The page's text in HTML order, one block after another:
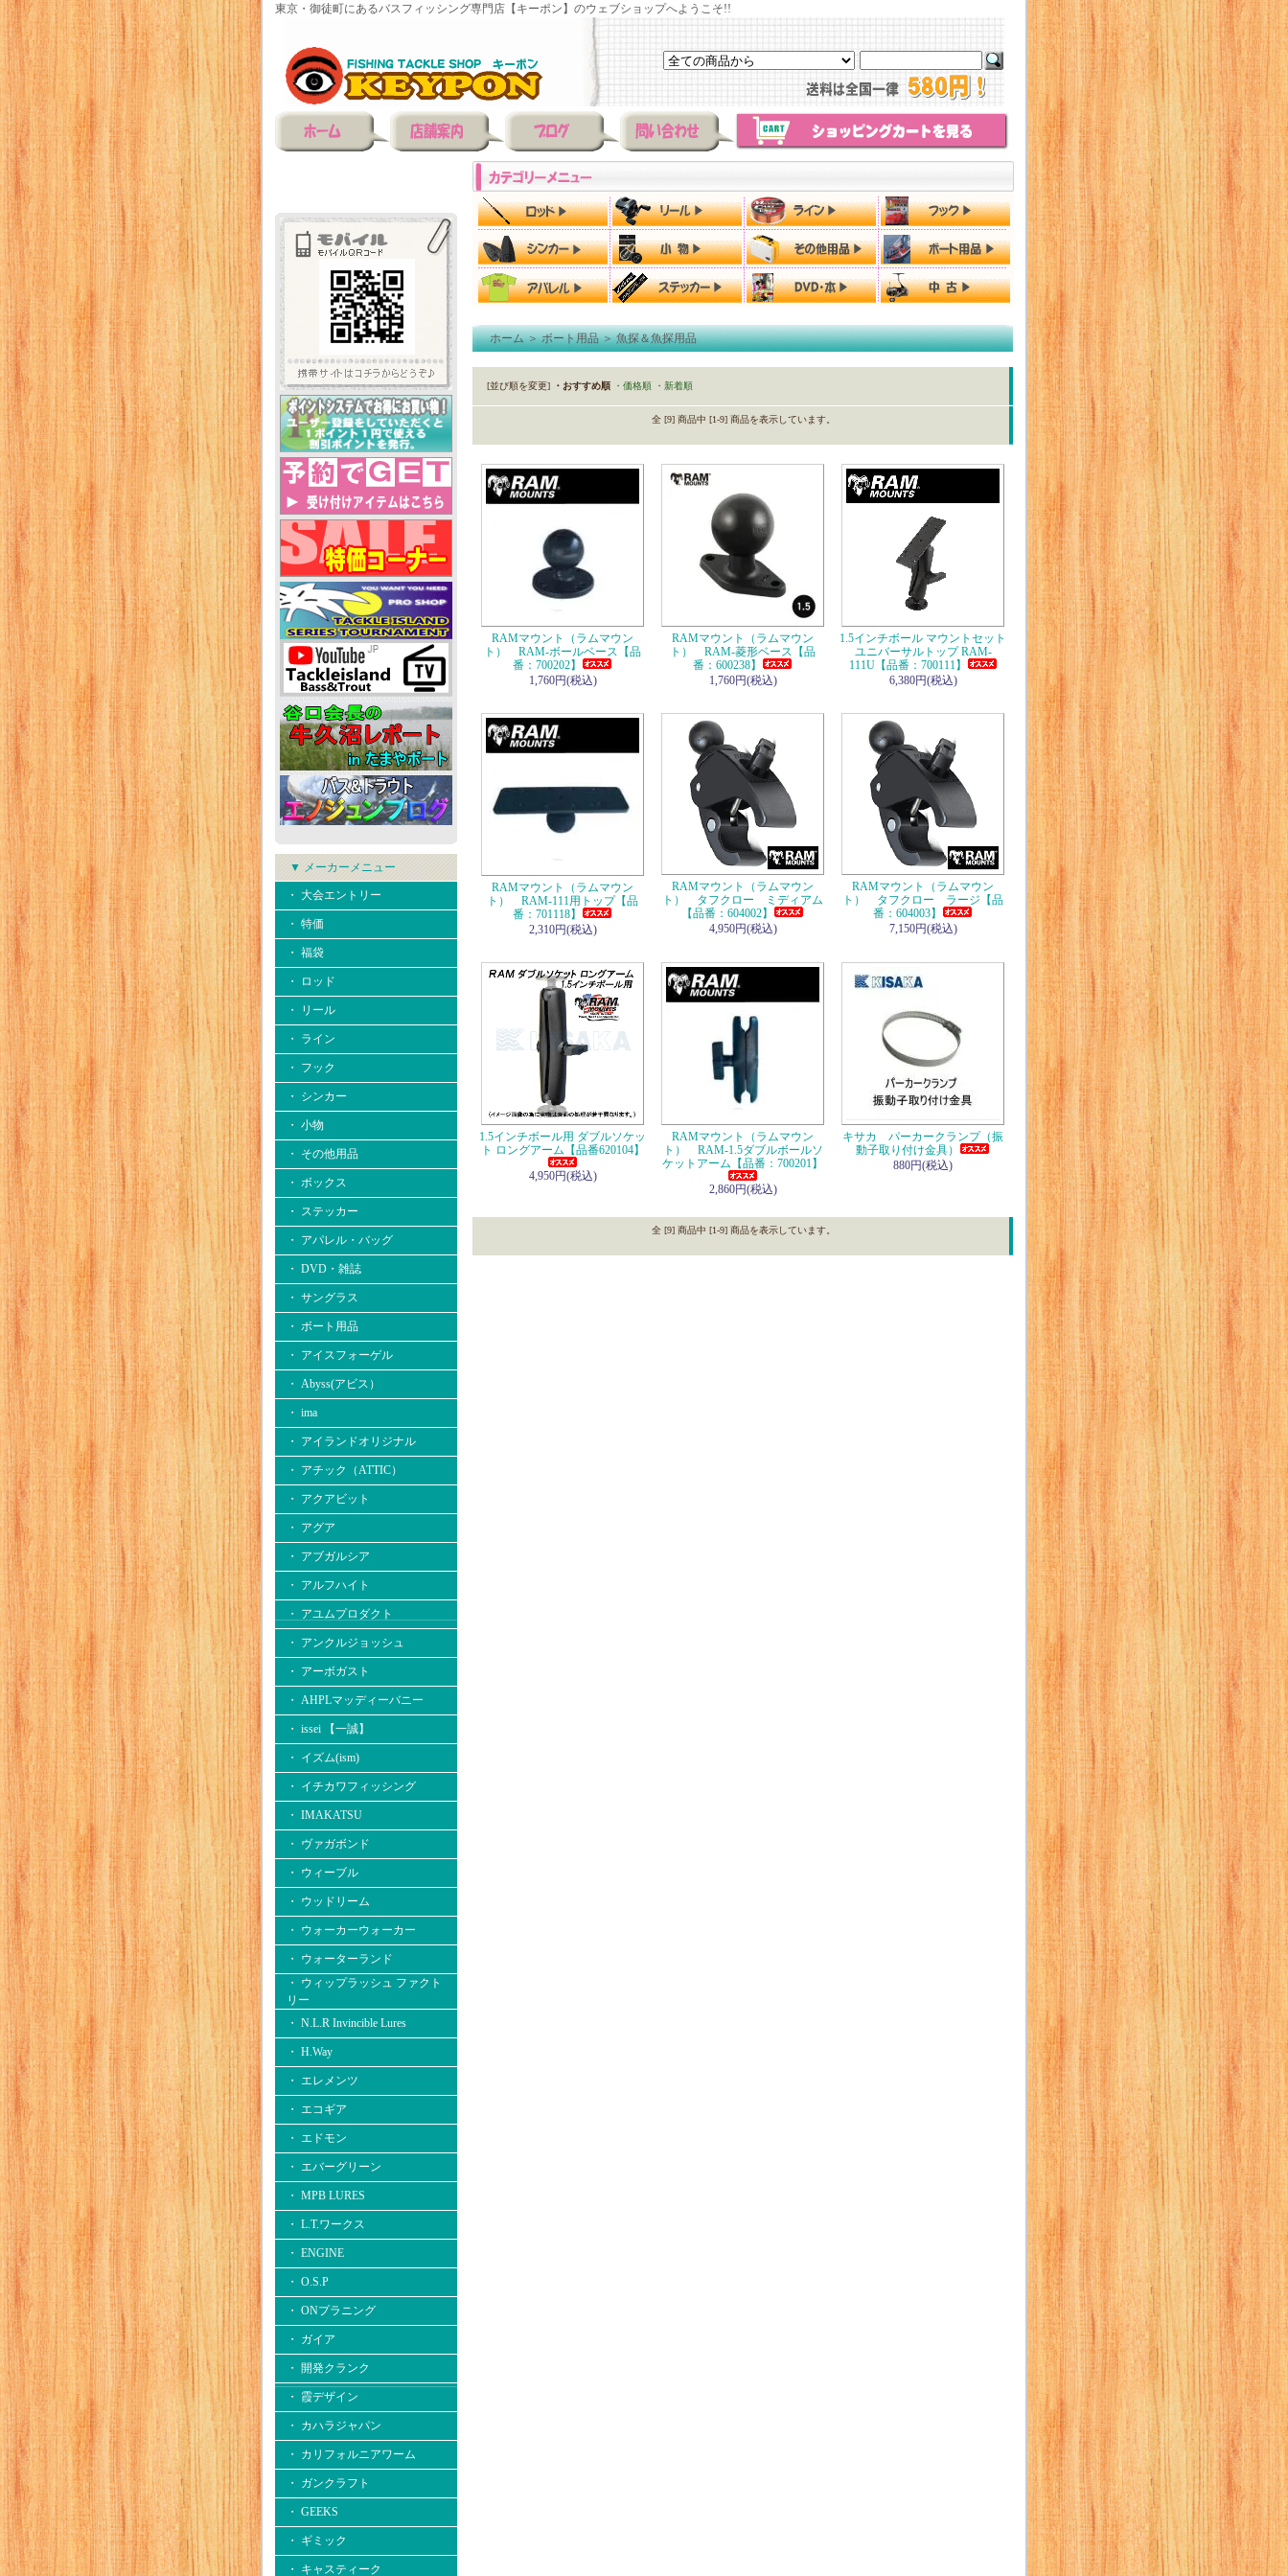
東京・御徒町にあるバスフィッシング専門店【キーポン】のウェブショップへようこそ!!
▼ メーカーメニュー
・ 大会エントリー
・ 特価
・ 福袋
・ ロッド
・ リール
・ ライン
・ フック
・ シンカー
・ 小物
・ その他用品
・ ボックス
・ ステッカー
・ アパレル・バッグ
・ DVD・雑誌
・ サングラス
・ ボート用品
・ アイスフォーゲル
・ Abyss(アビス）
・ ima
・ アイランドオリジナル
・ アチック（ATTIC）
・ アクアビット
・ アグア
・ アブガルシア
・ アルフハイト
・ アユムプロダクト
・ アンクルジョッシュ
・ アーボガスト
・ AHPLマッディーバニー
・ issei 【一誠】
・ イズム(ism)
・ イチカワフィッシング
・ IMAKATSU
・ ヴァガボンド
・ ウィーブル
・ ウッドリーム
・ ウォーカーウォーカー
・ ウォーターランド
・ ウィップラッシュ ファクト
リー
・ N.L.R Invincible Lures
・ H.Way
・ エレメンツ
・ エコギア
・ エドモン
・ エバーグリーン
・ MPB LURES
・ L.T.ワークス
・ ENGINE
・ O.S.P
・ ONプラニング
・ ガイア
・ 開発クランク
・ 霞デザイン
・ カハラジャパン
・ カリフォルニアワーム
・ ガンクラフト
・ GEEKS
・ ギミック
・ キャスティーク
ホーム＞ボート用品＞魚探＆魚探用品
[並び順を変更] ・おすすめ順 ・価格順 ・新着順
全 [9] 商品中 [1-9] 商品を表示しています。
RAMマウント（ラムマウン
ト） RAM-ボールベース【品
番：700202】
1,760円(税込)
RAMマウント（ラムマウン
ト） RAM-菱形ベース【品
番：600238】
1,760円(税込)
1.5インチボール マウントセット
ユニバーサルトップ RAM-
111U【品番：700111】
6,380円(税込)
RAMマウント（ラムマウン
ト） RAM-111用トップ【品
番：701118】
2,310円(税込)
RAMマウント（ラムマウン
ト） タフクロー ミディアム
【品番：604002】
4,950円(税込)
RAMマウント（ラムマウン
ト） タフクロー ラージ【品
番：604003】
7,150円(税込)
1.5インチボール用 ダブルソケッ
ト ロングアーム【品番620104】
4,950円(税込)
RAMマウント（ラムマウン
ト） RAM-1.5ダブルボールソ
ケットアーム【品番：700201】
2,860円(税込)
キサカ パーカークランプ（振
動子取り付け金具）
880円(税込)
全 [9] 商品中 [1-9] 商品を表示しています。